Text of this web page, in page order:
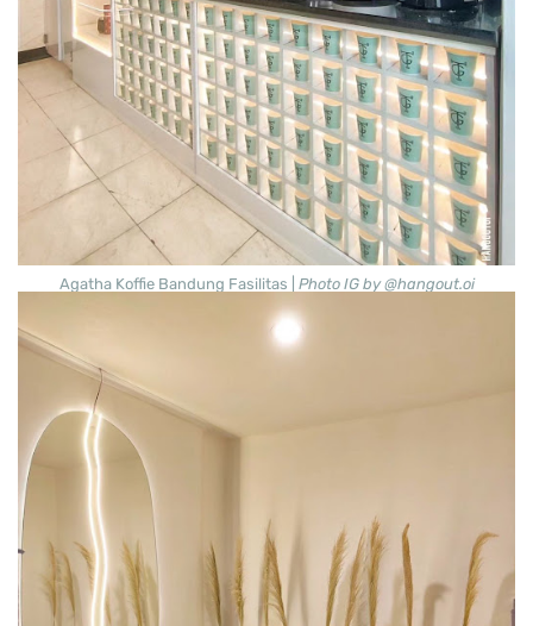
Agatha Koffie Bandung Fasilitas | Photo IG by @hangout.oi